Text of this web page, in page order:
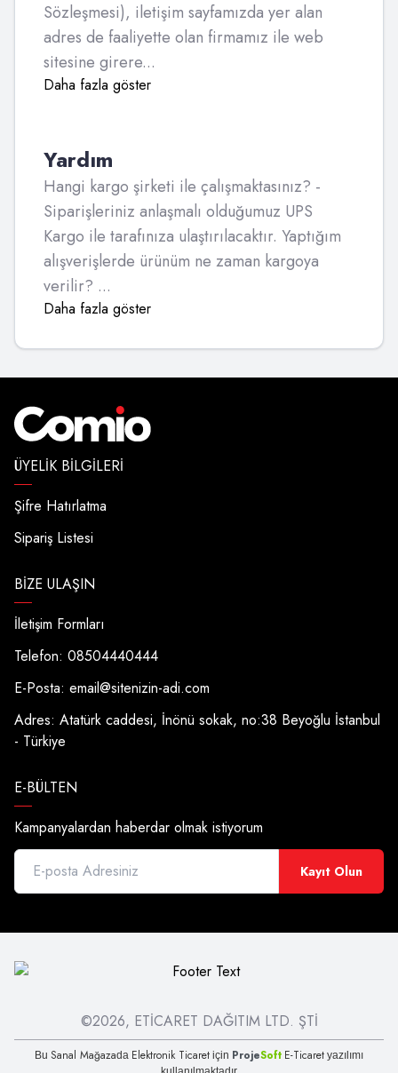
Sözleşmesi), iletişim sayfamızda yer alan
adres de faaliyette olan firmamız ile web
sitesine girere...
Daha fazla göster
Yardım
Hangi kargo şirketi ile çalışmaktasınız? -
Siparişleriniz anlaşmalı olduğumuz UPS
Kargo ile tarafınıza ulaştırılacaktır. Yaptığım
alışverişlerde ürünüm ne zaman kargoya
verilir? ...
Daha fazla göster
ÜYELIK BILGILERI
Şifre Hatırlatma
Sipariş Listesi
BIZE ULAŞIN
İletişim Formları
Telefon: 08504440444
E-Posta: email@sitenizin-adi.com
Adres: Atatürk caddesi, İnönü sokak, no:38 Beyoğlu İstanbul
- Türkiye
E-BÜLTEN
Kampanyalardan haberdar olmak istiyorum
Kayıt Olun
©2026, ETİCARET DAĞITIM LTD. ŞTİ
Bu Sanal Mağazada Elektronik Ticaret için ProjeSoft E-Ticaret yazılımı